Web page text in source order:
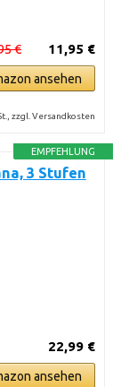
11,95 €
€
ansehen
zzgl. Versandkosten
EMPFEHLUNG
3 Stufen
22,99 €
ansehen